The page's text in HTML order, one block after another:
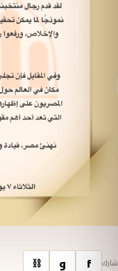
شارك f و ⛓